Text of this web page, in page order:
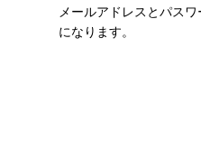
メールアドレスとパス
になります。